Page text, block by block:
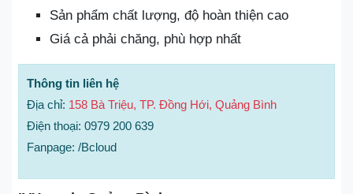
Sản phẩm chất lượng, độ hoàn thiện cao
Giá cả phải chăng, phù hợp nhất
Thông tin liên hệ
Địa chỉ: 158 Bà Triệu, TP. Đồng Hới, Quảng Bình
Điện thoại: 0979 200 639
Fanpage: /Bcloud